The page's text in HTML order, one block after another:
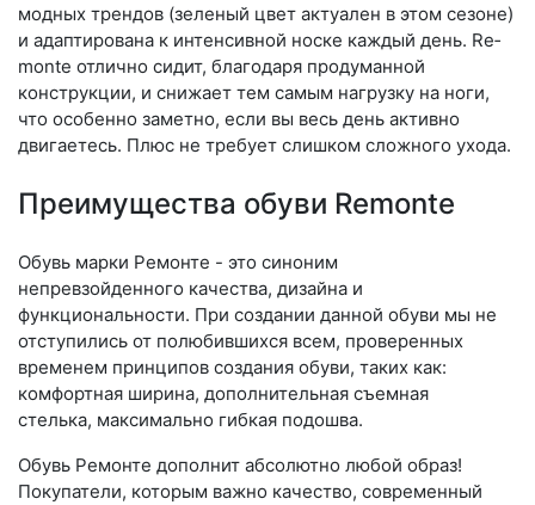
модных трендов (зе­леный цвет актуален в этом сезоне)
и адаптирована к интенсивной носке каждый день. Re­
mon­te отлично сидит, благодаря продуманной
конструкции, и снижает тем самым нагрузку на ноги,
что особенно заметно, если вы весь день активно
двигаетесь. Плюс не требует слишком сложного ухода.
Преимущества обуви Remonte
Обувь марки Ремонте - это синоним
непревзойденного качества, дизайна и
функциональности. При создании данной обуви мы не
отступились от полюбившихся всем, проверенных
временем принципов создания обуви, таких как:
комфортная ширина, дополнительная съемная
стелька, максимально гибкая подошва.
Обувь Ремонте дополнит абсолютно любой образ!
Покупатели, которым важно качество, современный